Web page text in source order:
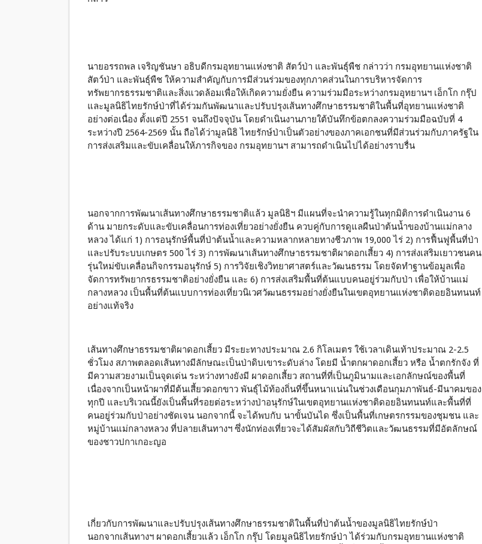
นายอรรถพล เจริญชันษา อธิบดีกรมอุทยานแห่งชาติ สัตว์ป่า และพันธุ์พืช กล่าวว่า กรมอุทยานแห่งชาติ
สัตว์ป่า และพันธุ์พืช ให้ความสำคัญกับการมีส่วนร่วมของทุกภาคส่วนในการบริหารจัดการ
ทรัพยากรธรรมชาติและสิ่งแวดล้อมเพื่อให้เกิดความยั่งยืน ความร่วมมือระหว่างกรมอุทยานฯ เอ็กโก กรุ๊ป
และมูลนิธิไทยรักษ์ป่าที่ได้ร่วมกันพัฒนาและปรับปรุงเส้นทางศึกษาธรรมชาติในพื้นที่อุทยานแห่งชาติ
อย่างต่อเนื่อง ตั้งแต่ปี 2551 จนถึงปัจจุบัน โดยดำเนินงานภายใต้บันทึกข้อตกลงความร่วมมือฉบับที่ 4
ระหว่างปี 2564-2569 นั้น ถือได้ว่ามูลนิธิ ไทยรักษ์ป่าเป็นตัวอย่างของภาคเอกชนที่มีส่วนร่วมกับภาครัฐใน
การส่งเสริมและขับเคลื่อนให้ภารกิจของ กรมอุทยานฯ สามารถดำเนินไปได้อย่างราบรื่น
นอกจากการพัฒนาเส้นทางศึกษาธรรมชาติแล้ว มูลนิธิฯ มีแผนที่จะนำความรู้ในทุกมิติการดำเนินงาน 6
ด้าน มายกระดับและขับเคลื่อนการท่องเที่ยวอย่างยั่งยืน ควบคู่กับการดูแลผืนป่าต้นน้ำของบ้านแม่กลาง
หลวง ได้แก่ 1) การอนุรักษ์พื้นที่ป่าต้นน้ำและความหลากหลายทางชีวภาพ 19,000 ไร่ 2) การฟื้นฟูพื้นที่ป่า
และปรับระบบเกษตร 500 ไร่ 3) การพัฒนาเส้นทางศึกษาธรรมชาติผาดอกเสี้ยว 4) การส่งเสริมเยาวชนคน
รุ่นใหม่ขับเคลื่อนกิจกรรมอนุรักษ์ 5) การวิจัยเชิงวิทยาศาสตร์และวัฒนธรรม โดยจัดทำฐานข้อมูลเพื่อ
จัดการทรัพยากรธรรมชาติอย่างยั่งยืน และ 6) การส่งเสริมพื้นที่ต้นแบบคนอยู่ร่วมกับป่า เพื่อให้บ้านแม่
กลางหลวง เป็นพื้นที่ต้นแบบการท่องเที่ยวนิเวศวัฒนธรรมอย่างยั่งยืนในเขตอุทยานแห่งชาติดอยอินทนนท์
อย่างแท้จริง
เส้นทางศึกษาธรรมชาติผาดอกเสี้ยว มีระยะทางประมาณ 2.6 กิโลเมตร ใช้เวลาเดินเท้าประมาณ 2-2.5
ชั่วโมง สภาพตลอดเส้นทางมีลักษณะเป็นป่าดิบเขาระดับล่าง โดยมี น้ำตกผาดอกเสี้ยว หรือ น้ำตกรักจัง ที่
มีความสวยงามเป็นจุดเด่น ระหว่างทางยังมี ผาดอกเสี้ยว สถานที่ที่เป็นภูมินามและเอกลักษณ์ของพื้นที่
เนื่องจากเป็นหน้าผาที่มีต้นเสี้ยวดอกขาว พันธุ์ไม้ท้องถิ่นที่ขึ้นหนาแน่นในช่วงเดือนกุมภาพันธ์-มีนาคมของ
ทุกปี และบริเวณนี้ยังเป็นพื้นที่รอยต่อระหว่างป่าอนุรักษ์ในเขตอุทยานแห่งชาติดอยอินทนนท์และพื้นที่ที่
คนอยู่ร่วมกับป่าอย่างชัดเจน นอกจากนี้ จะได้พบกับ นาขั้นบันได ซึ่งเป็นพื้นที่เกษตรกรรมของชุมชน และ
หมู่บ้านแม่กลางหลวง ที่ปลายเส้นทางฯ ซึ่งนักท่องเที่ยวจะได้สัมผัสกับวิถีชีวิตและวัฒนธรรมที่มีอัตลักษณ์
ของชาวปกาเกอะญอ
เกี่ยวกับการพัฒนาและปรับปรุงเส้นทางศึกษาธรรมชาติในพื้นที่ป่าต้นน้ำของมูลนิธิไทยรักษ์ป่า
นอกจากเส้นทางฯ ผาดอกเสี้ยวแล้ว เอ็กโก กรุ๊ป โดยมูลนิธิไทยรักษ์ป่า ได้ร่วมกับกรมอุทยานแห่งชาติ